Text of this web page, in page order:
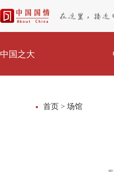
中国之大
首页 > 场馆